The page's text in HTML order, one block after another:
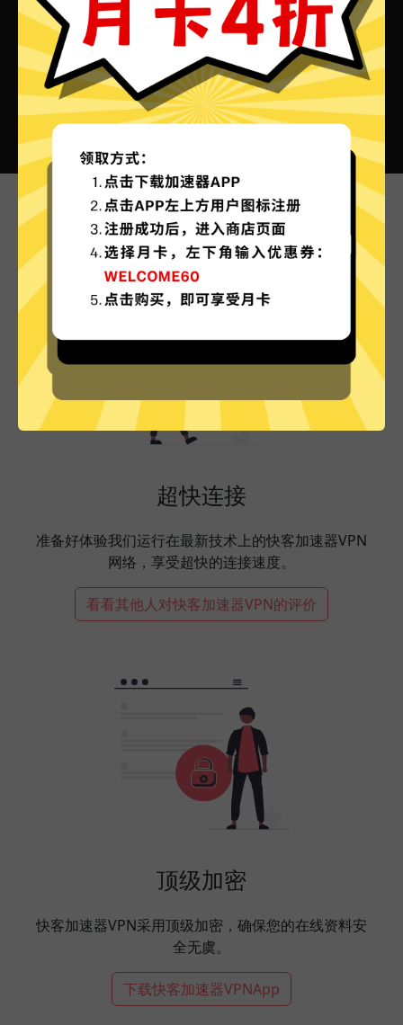
快客加速器VPN的特色
超快连接
准备好体验我们运行在最新技术上的快客加速器VPN
网络，享受超快的连接速度。
看看其他人对快客加速器VPN的评价
顶级加密
快客加速器VPN采用顶级加密，确保您的在线资料安
全无虞。
下载快客加速器VPNApp